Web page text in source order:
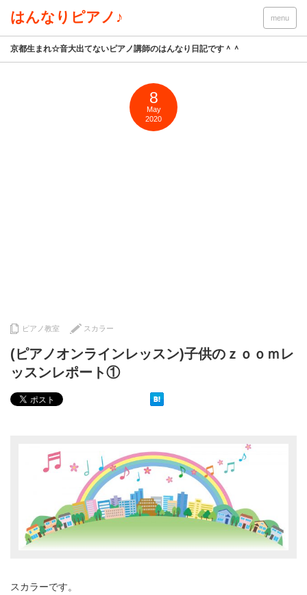
はんなりピアノ♪ menu
京都生まれ☆音大出てないピアノ講師のはんなり日記です＾＾
8
May
2020
ピアノ教室 スカラー
(ピアノオンラインレッスン)子供のｚｏｏｍレ
ッスンレポート①
スカラーです。